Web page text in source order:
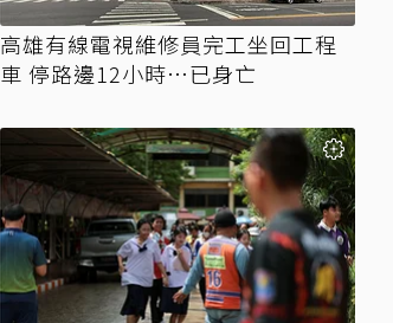
高雄有線電視維修員完工坐回工程
車 停路邊12小時…已身亡